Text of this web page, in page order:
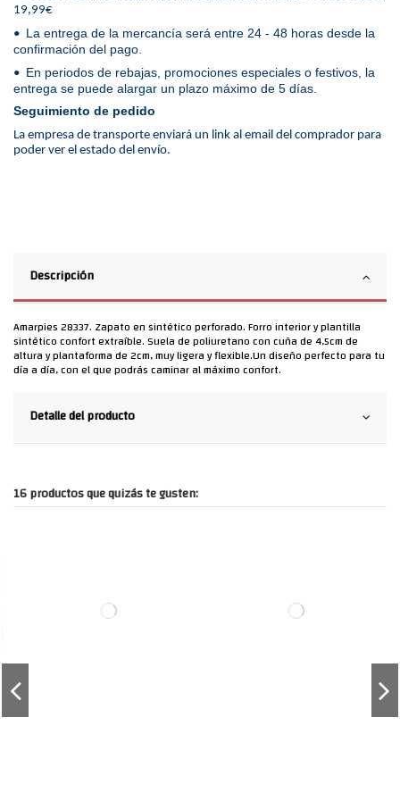
19,99€
• La entrega de la mercancía será entre 24 - 48 horas desde la
confirmación del pago.
• En periodos de rebajas, promociones especiales o festivos, la
entrega se puede alargar un plazo máximo de 5 días.
Seguimiento de pedido
La empresa de transporte enviará un link al email del comprador para
poder ver el estado del envío.
Descripción
Amarpies 28337. Zapato en sintético perforado. Forro interior y plantilla
sintético confort extraíble. Suela de poliuretano con cuña de 4,5cm de
altura y plantaforma de 2cm, muy ligera y flexible.Un diseño perfecto para tu
día a día, con el que podrás caminar al máximo confort.
Detalle del producto
16 productos que quizás te gusten: